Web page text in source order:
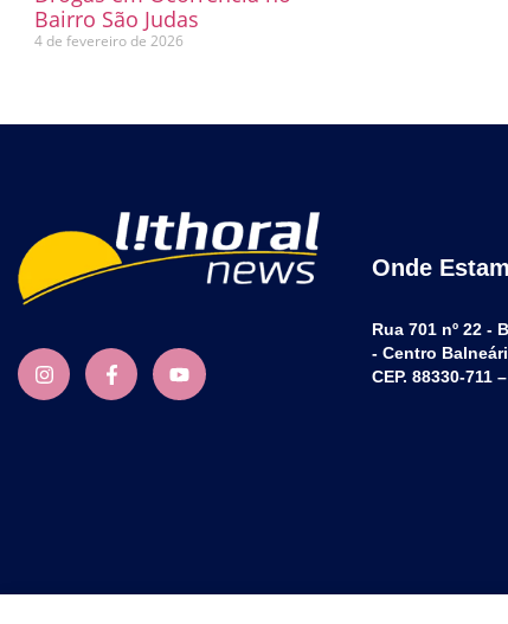
Bairro São Judas
4 de fevereiro de 2026
Onde
Rua 701 nº 22 -
- Centro
CEP. 88330-711